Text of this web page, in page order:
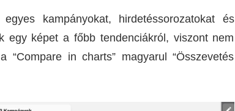
kampányokat, hirdetéssorozatokat és
egy képet a főbb tendenciákról, viszont nem
in charts” magyarul “Összevetés